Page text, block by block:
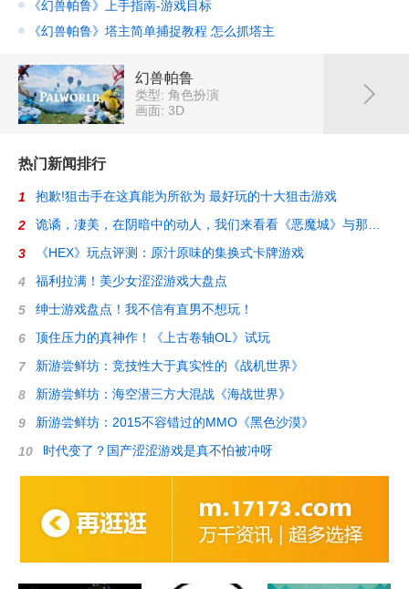
《幻兽帕鲁》上手指南-游戏目标
《幻兽帕鲁》塔主简单捕捉教程 怎么抓塔主
幻兽帕鲁
类型: 角色扮演
画面: 3D
热门新闻排行
1 抱歉!狙击手在这真能为所欲为 最好玩的十大狙击游戏
2
3 《HEX》玩点评测：原汁原味的集换式卡牌游戏
4 福利拉满！美少女涩涩游戏大盘点
5 绅士游戏盘点！我不信有直男不想玩！
6 顶住压力的真神作！《上古卷轴OL》试玩
7 新游尝鲜坊：竞技性大于真实性的《战机世界》
8 新游尝鲜坊：海空潜三方大混战《海战世界》
9 新游尝鲜坊：2015不容错过的MMO《黑色沙漠》
10 时代变了？国产涩涩游戏是真不怕被冲呀